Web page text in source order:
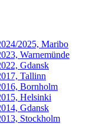
2025, Maribo
Warnemünde
Gdansk
Tallinn
Bornholm
Helsinki
Gdansk
Stockholm